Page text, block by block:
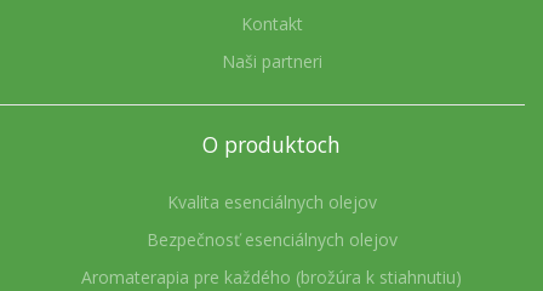
Kontakt
Naši partneri
O produktoch
Kvalita esenciálnych olejov
Bezpečnosť esenciálnych olejov
Aromaterapia pre každého (brožúra k stiahnutiu)